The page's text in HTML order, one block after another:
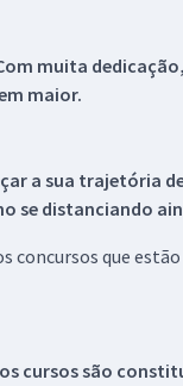
muita
maior.
a sua trajetória
se distanciando
que
cursos são